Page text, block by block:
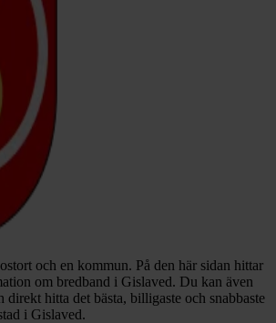
och en kommun. På den här sidan hittar
om bredband i Gislaved. Du kan även
direkt hitta det bästa, billigaste och snabbaste
i Gislaved.